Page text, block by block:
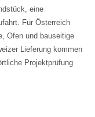
eine
Für Österreich
Ofen und bauseitige
Lieferung kommen
Projektprüfung